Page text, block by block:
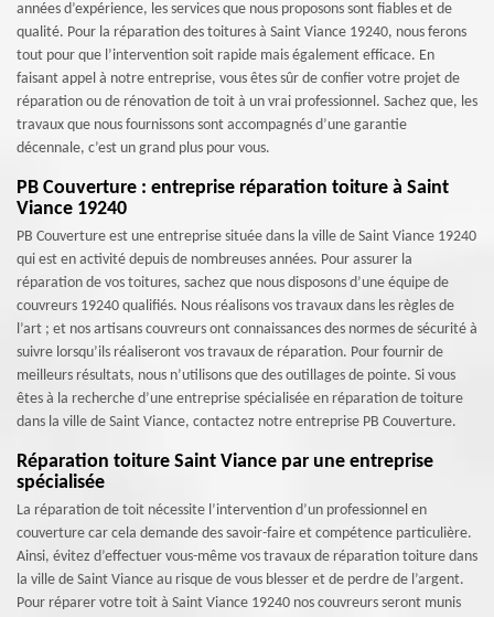
années d’expérience, les services que nous proposons sont fiables et de
qualité. Pour la réparation des toitures à Saint Viance 19240, nous ferons
tout pour que l’intervention soit rapide mais également efficace. En
faisant appel à notre entreprise, vous êtes sûr de confier votre projet de
réparation ou de rénovation de toit à un vrai professionnel. Sachez que, les
travaux que nous fournissons sont accompagnés d’une garantie
décennale, c’est un grand plus pour vous.
PB Couverture : entreprise réparation toiture à Saint
Viance 19240
PB Couverture est une entreprise située dans la ville de Saint Viance 19240
qui est en activité depuis de nombreuses années. Pour assurer la
réparation de vos toitures, sachez que nous disposons d’une équipe de
couvreurs 19240 qualifiés. Nous réalisons vos travaux dans les règles de
l’art ; et nos artisans couvreurs ont connaissances des normes de sécurité à
suivre lorsqu’ils réaliseront vos travaux de réparation. Pour fournir de
meilleurs résultats, nous n’utilisons que des outillages de pointe. Si vous
êtes à la recherche d’une entreprise spécialisée en réparation de toiture
dans la ville de Saint Viance, contactez notre entreprise PB Couverture.
Réparation toiture Saint Viance par une entreprise
spécialisée
La réparation de toit nécessite l’intervention d’un professionnel en
couverture car cela demande des savoir-faire et compétence particulière.
Ainsi, évitez d’effectuer vous-même vos travaux de réparation toiture dans
la ville de Saint Viance au risque de vous blesser et de perdre de l’argent.
Pour réparer votre toit à Saint Viance 19240 nos couvreurs seront munis